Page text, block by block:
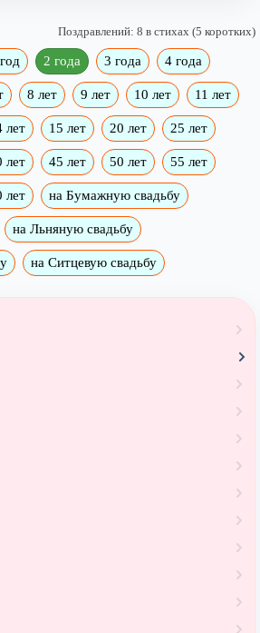
Поздравлений: 8 в стихах (5 коротких)
2 года 3 года 4 года
8 лет 9 лет 10 лет 11 лет
лет 15 лет 20 лет 25 лет
лет 45 лет 50 лет 55 лет
лет на Бумажную свадьбу
на Льняную свадьбу
на Ситцевую свадьбу